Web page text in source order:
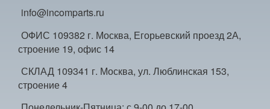
info@incomparts.ru
ОФИС 109382 г. Москва, Егорьевский проезд 2А,
строение 19, офис 14
СКЛАД 109341 г. Москва, ул. Люблинская 153,
строение 4